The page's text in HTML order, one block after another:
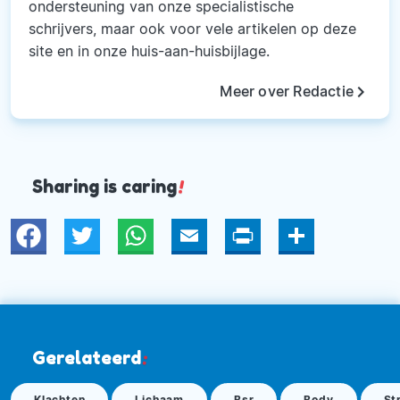
ondersteuning van onze specialistische
schrijvers, maar ook voor vele artikelen op deze
site en in onze huis-aan-huisbijlage.
Meer over Redactiekeyboard_arrow_right
Sharing is caring!
Twitter WhatsAppEmail Print Deel
Gerelateerd: